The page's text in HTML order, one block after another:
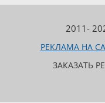
2011-
РЕКЛАМА НА
ЗАКАЗАТЬ